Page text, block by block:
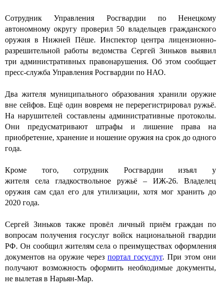
Сотрудник Управления Росгвардии по Ненецкому
автономному округу проверил 50 владельцев гражданского
оружия в Нижней Пёше. Инспектор центра лицензионно-
разрешительной работы ведомства Сергей Зиньков выявил
три административных правонарушения. Об этом сообщает
пресс-служба Управления Росгвардии по НАО.
Два жителя муниципального образования хранили оружие
вне сейфов. Ещё один вовремя не перерегистрировал ружьё.
На нарушителей составлены административные протоколы.
Они предусматривают штрафы и лишение права на
приобретение, хранение и ношение оружия на срок до одного
года.
Кроме того, сотрудник Росгвардии изъял у
жителя села гладкоствольное ружьё – ИЖ-26. Владелец
оружия сам сдал его для утилизации, хотя мог хранить до
2020 года.
Сергей Зиньков также провёл личный приём граждан по
вопросам получения госуслуг войск национальной гвардии
РФ. Он сообщил жителям села о преимуществах оформления
документов на оружие через портал госуслуг. При этом они
получают возможность оформить необходимые документы,
не вылетая в Нарьян-Мар.